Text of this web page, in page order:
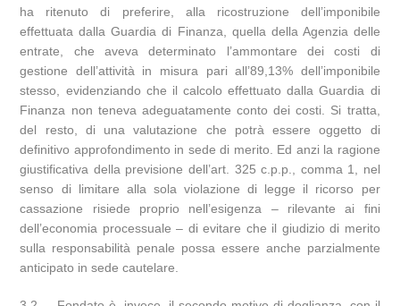
ha ritenuto di preferire, alla ricostruzione dell’imponibile
effettuata dalla Guardia di Finanza, quella della Agenzia delle
entrate, che aveva determinato l’ammontare dei costi di
gestione dell’attività in misura pari all’89,13% dell’imponibile
stesso, evidenziando che il calcolo effettuato dalla Guardia di
Finanza non teneva adeguatamente conto dei costi. Si tratta,
del resto, di una valutazione che potrà essere oggetto di
definitivo approfondimento in sede di merito. Ed anzi la ragione
giustificativa della previsione dell’art. 325 c.p.p., comma 1, nel
senso di limitare alla sola violazione di legge il ricorso per
cassazione risiede proprio nell’esigenza – rilevante ai fini
dell’economia processuale – di evitare che il giudizio di merito
sulla responsabilità penale possa essere anche parzialmente
anticipato in sede cautelare.